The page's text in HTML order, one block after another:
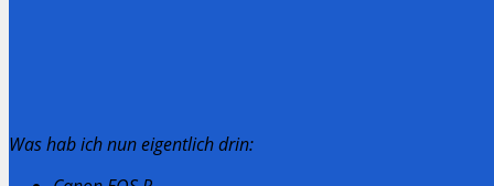
Was hab ich nun eigentlich drin: